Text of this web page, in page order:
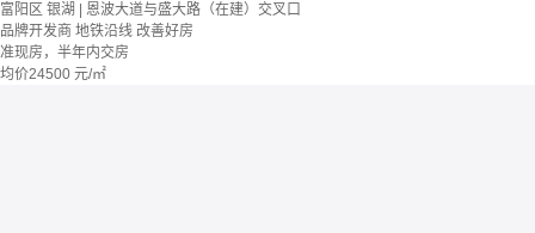
富阳区 银湖 | 恩波大道与盛大路（在建）交叉口
品牌开发商 地铁沿线 改善好房
准现房，半年内交房
均价24500 元/㎡